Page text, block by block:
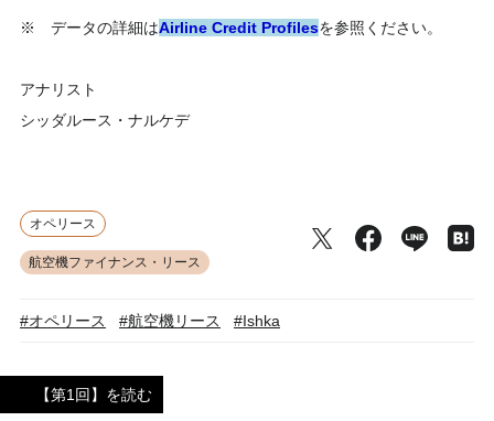
※ データの詳細はAirline Credit Profilesを参照ください。
アナリスト
シッダルース・ナルケデ
オペリース
航空機ファイナンス・リース
#オペリース #航空機リース #Ishka
【第1回】を読む